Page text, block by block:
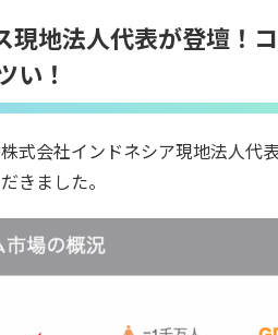
現地法人代表が登壇！
い！
式会社インドネシア現地法人代
きました。